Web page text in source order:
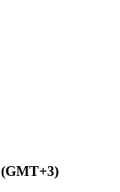
(GMT+3)